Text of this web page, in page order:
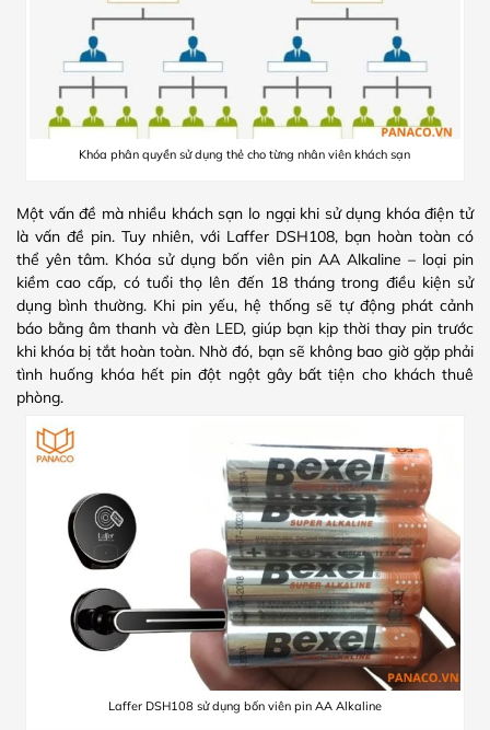
Khóa phân quyền sử dụng thẻ cho từng nhân viên khách sạn
Một vấn đề mà nhiều khách sạn lo ngại khi sử dụng khóa điện tử
là vấn đề pin. Tuy nhiên, với Laffer DSH108, bạn hoàn toàn có
thể yên tâm. Khóa sử dụng bốn viên pin AA Alkaline – loại pin
kiềm cao cấp, có tuổi thọ lên đến 18 tháng trong điều kiện sử
dụng bình thường. Khi pin yếu, hệ thống sẽ tự động phát cảnh
báo bằng âm thanh và đèn LED, giúp bạn kịp thời thay pin trước
khi khóa bị tắt hoàn toàn. Nhờ đó, bạn sẽ không bao giờ gặp phải
tình huống khóa hết pin đột ngột gây bất tiện cho khách thuê
phòng.
Laffer DSH108 sử dụng bốn viên pin AA Alkaline